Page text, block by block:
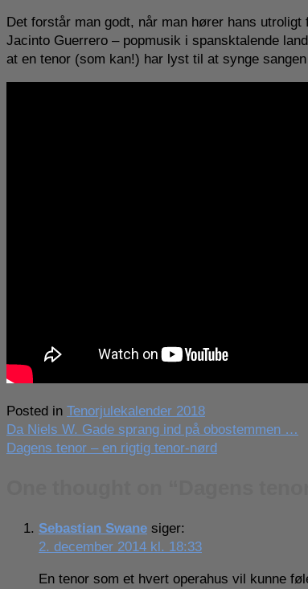
Det forstår man godt, når man hører hans
Jacinto Guerrero – popmusik i spansktalende
at en tenor (som kan!) har lyst til at synge sangen
Posted in Tenorjulekalender 2018
Indlægsnavigation
Da Niels W. Gade sprang ind på obostemmen …
Dagens tenor – en rigtig tenor-nørd
Sebastian Swane siger:
2. december 2014 kl. 18:33
En tenor som et hvert operahus vil kunne